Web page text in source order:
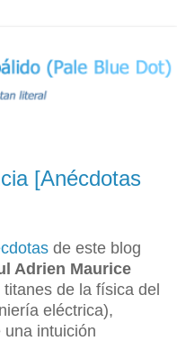
[Anécdotas
de este blog
Adrien Maurice
de la física del
eléctrica),
intuición